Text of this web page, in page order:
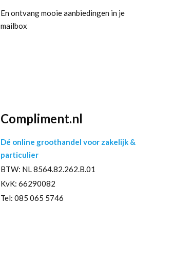
En ontvang mooie aanbiedingen in je
mailbox
Compliment.nl
Dé online groothandel voor zakelijk &
particulier
BTW: NL 8564.82.262.B.01
KvK: 66290082
Tel: 085 065 5746